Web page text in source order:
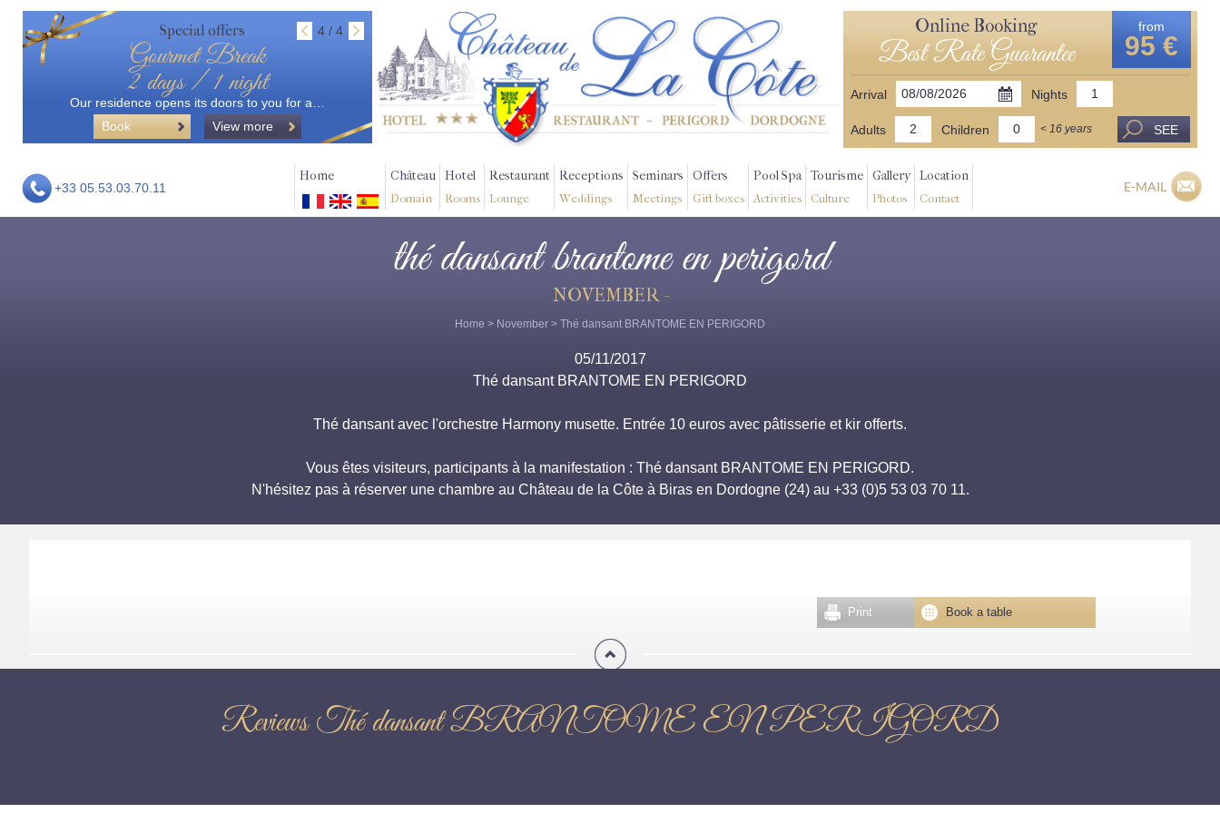
Special offers 4 / 4
Gourmet Break
2 days / 1 night
Our residence opens its doors to you for a…
Book
View more
Online Booking
Best Rate Guarantee
from
95 €
Arrival Nights
Adults Children < 16 years SEE
+33 05.53.03.70.11
Home Château
Domain
Hotel
Rooms
Restaurant
Lounge
Receptions
Weddings
Seminars
Meetings
Offers
Gift boxes
Pool Spa
Activities
Tourisme
Culture
Gallery
Photos
Location
Contact
E-MAIL
thé dansant brantome en perigord
NOVEMBER -
Home > November > Thé dansant BRANTOME EN PERIGORD
05/11/2017
Thé dansant BRANTOME EN PERIGORD
Thé dansant avec l'orchestre Harmony musette. Entrée 10 euros avec pâtisserie et kir offerts.
Vous êtes visiteurs, participants à la manifestation : Thé dansant BRANTOME EN PERIGORD.
N'hésitez pas à réserver une chambre au Château de la Côte à Biras en Dordogne (24) au +33 (0)5 53 03 70 11.
Book a table
Print
Reviews Thé dansant BRANTOME EN PERIGORD